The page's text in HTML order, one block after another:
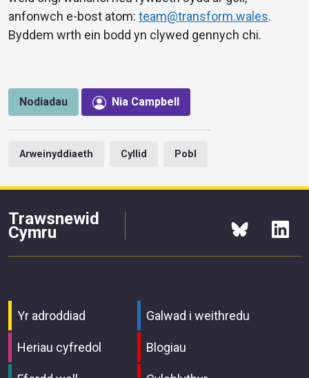
anfonwch e-bost atom: team@transform.wales.
Byddem wrth ein bodd yn clywed gennych chi.
Nodiadau Nia Campbell
Arweinyddiaeth Cyllid Pobl
Trawsnewid
Cymru
Yr adroddiad
Heriau cyfredol
Galwad i weithredu
Blogiau